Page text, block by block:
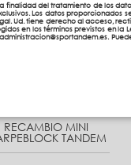
La finalidad del tratamiento de los
Los datos proporcionados
Ud. tiene derecho al acceso,
en los términos previstos en la
RECAMBIO MINI
TANDEM